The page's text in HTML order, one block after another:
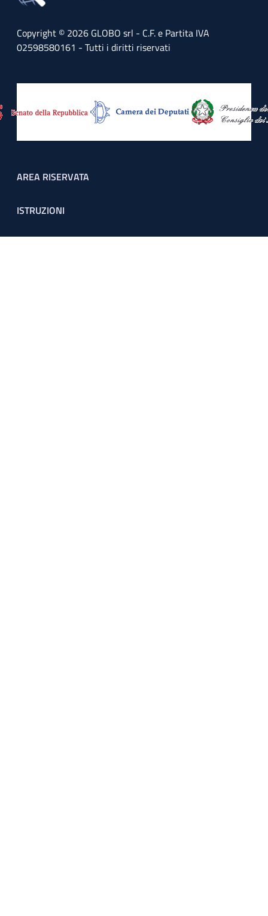
Copyright © 2026 GLOBO srl - C.F. e Partita IVA
02598580161 - Tutti i diritti riservati
Footer menu
AREA RISERVATA
ISTRUZIONI